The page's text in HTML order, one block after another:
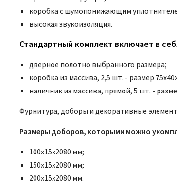
коробка с шумопонижающим
высокая звукоизоляция.
Стандартный комплект включает в
дверное полотно выбранного размера;
коробка из массива, 2,5 шт. - размер
наличник из массива, прямой, 5 шт. -
Фурнитура, доборы и декоративные
Размеры доборов, которыми можно
100х15х2080 мм;
150х15х2080 мм;
200х15х2080 мм.